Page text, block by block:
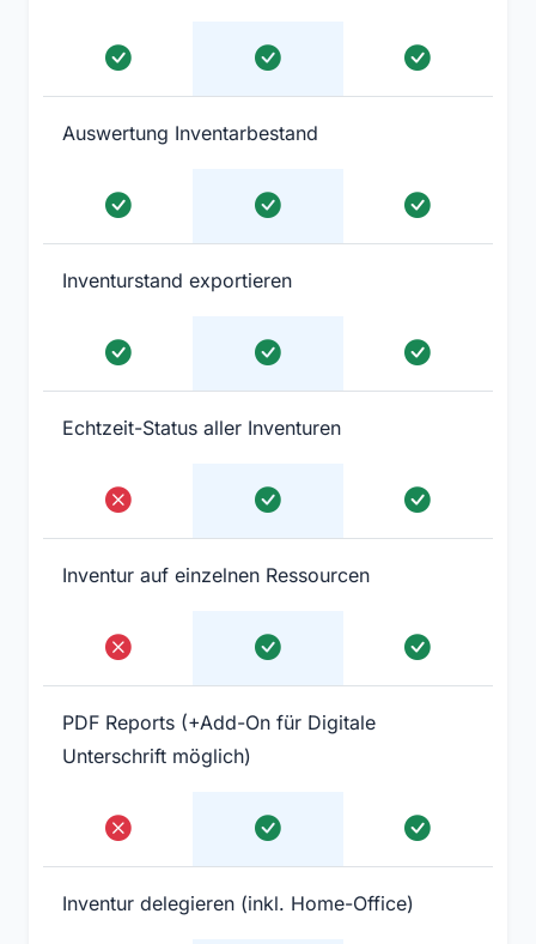
Auswertung Inventarbestand
Inventurstand exportieren
Echtzeit-Status aller Inventuren
Inventur auf einzelnen Ressourcen
PDF Reports (+Add-On für Digitale
Unterschrift möglich)
Inventur delegieren (inkl. Home-Office)